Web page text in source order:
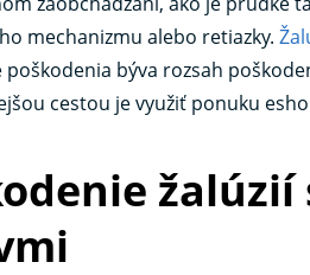
mechanizmu alebo retiazky.
býva rozsah
cestou je využiť ponuku